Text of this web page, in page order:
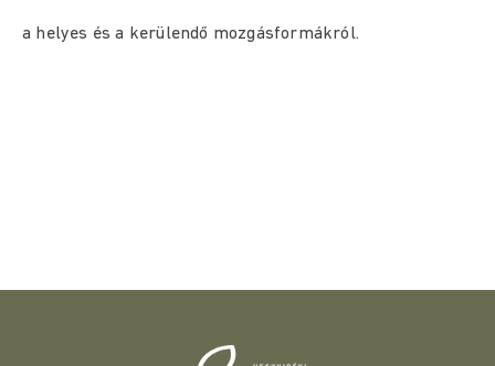
a helyes és a kerülendő mozgásformákról.